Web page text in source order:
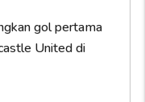
gol pertama
United di